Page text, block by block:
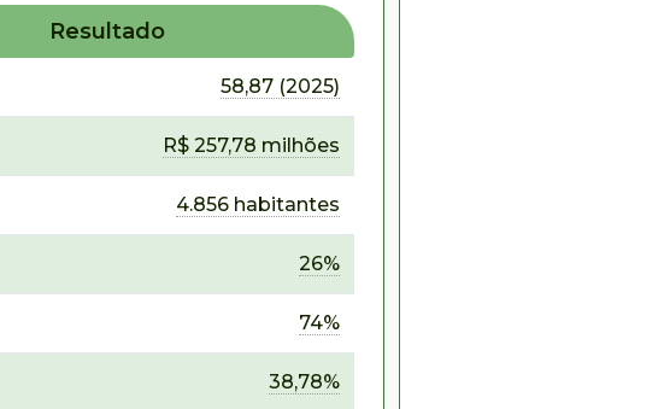
Resultado
58,87 (2025)
R$ 257,78 milhões
4.856 habitantes
26%
74%
38,78%